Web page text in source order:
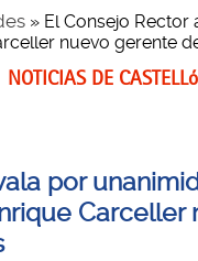
» El Consejo Rector
nuevo gerente
NOTICIAS DE
por
Carceller